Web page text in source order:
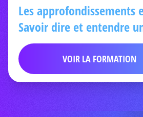
Les approfondissements
Savoir dire et entendre
VOIR LA FORMATION